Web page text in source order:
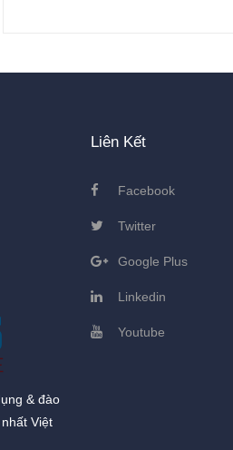
& đào
Việt
Liên Kết
Facebook
Twitter
Google Plus
Linkedin
Youtube